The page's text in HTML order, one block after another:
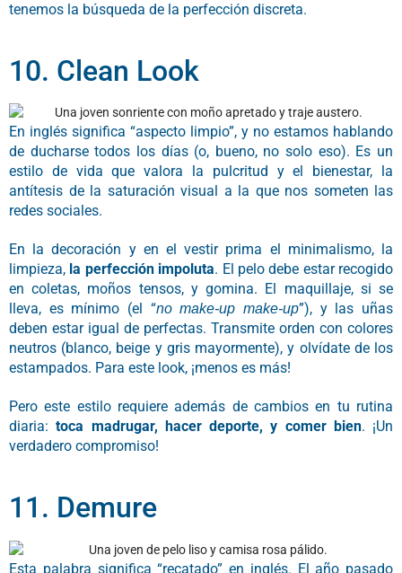
tenemos la búsqueda de la perfección discreta.
10. Clean Look
En inglés significa “aspecto limpio”, y no estamos hablando
de ducharse todos los días (o, bueno, no solo eso). Es un
estilo de vida que valora la pulcritud y el bienestar, la
antítesis de la saturación visual a la que nos someten las
redes sociales.
En la decoración y en el vestir prima el minimalismo, la
limpieza, la perfección impoluta. El pelo debe estar recogido
en coletas, moños tensos, y gomina. El maquillaje, si se
lleva, es mínimo (el “no make-up make-up”), y las uñas
deben estar igual de perfectas. Transmite orden con colores
neutros (blanco, beige y gris mayormente), y olvídate de los
estampados. Para este look, ¡menos es más!
Pero este estilo requiere además de cambios en tu rutina
diaria:toca madrugar, hacer deporte, y comer bien. ¡Un
verdadero compromiso!
11. Demure
Esta palabra significa “recatado” en inglés. El año pasado